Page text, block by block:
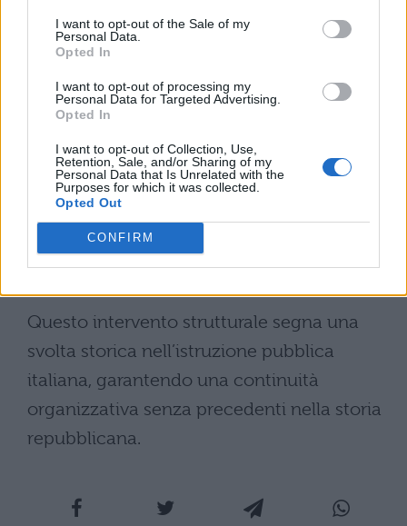
I want to opt-out of the Sale of my
Personal Data.
Opted In
I want to opt-out of processing my
Personal Data for Targeted Advertising.
Opted In
I want to opt-out of Collection, Use,
Retention, Sale, and/or Sharing of my
Personal Data that Is Unrelated with the
Purposes for which it was collected.
Opted Out
CONFIRM
“Si tratta di un passaggio fondamentale per
sostenere un comparto centrale del Paese”
ha dichiarato il ministro Zangrillo,
rappresenta un’ulteriore conferma
dell’impegno di questo Governo verso il
settore pubblico, che nelle ultime leggi
di bilancio ha stanziato oltre 20
Questo intervento strutturale segna una
svolta storica nell’istruzione pubblica
italiana, garantendo una continuità
organizzativa senza precedenti nella storia
repubblicana.